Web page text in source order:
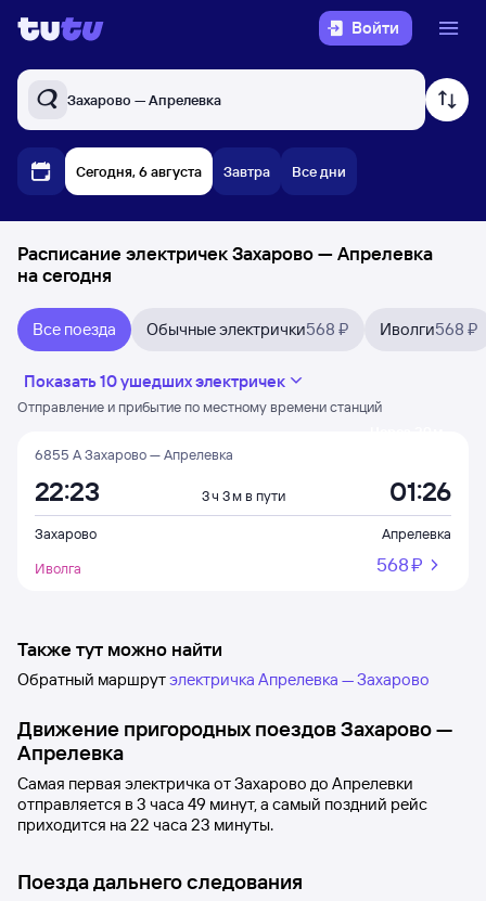
Войти
Захарово — Апрелевка
Сегодня, 6 августа Завтра Все дни
Расписание электричек Захарово — Апрелевка
на сегодня
Все поезда Обычные электрички568 ₽ Иволги568 ₽
Показать 10 ушедших электричек
Отправление и прибытие по местному времени станций
6855 А Захарово — Апрелевка
22:23 3 ч 3 м в пути 01:26
Захарово
Апрелевка
Иволга
568 ⁠₽
Также тут можно найти
Обратный маршрутэлектричка Апрелевка — Захарово
Движение пригородных поездовЗахарово—
Апрелевка
Самая первая электричка отЗахарово до Апрелевки
отправляется в 3 часа 49 минут, а самый поздний рейс
приходится на 22 часа 23 минуты.
Поезда дальнего следования